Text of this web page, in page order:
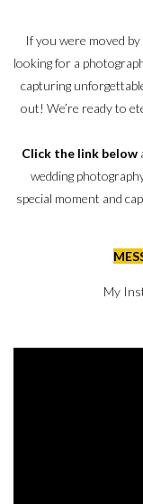
If you were moved by
looking for a
capturing
out! We’re ready to
Click the link below
wedding
special moment and
My